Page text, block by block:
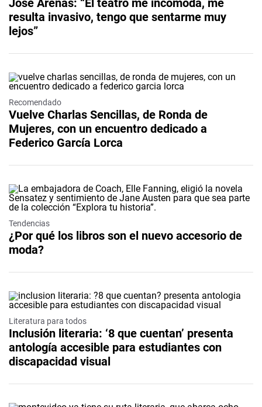
José Arenas: “El teatro me incomoda, me
resulta invasivo, tengo que sentarme muy
lejos”
Recomendado
Vuelve Charlas Sencillas, de Ronda de
Mujeres, con un encuentro dedicado a
Federico García Lorca
Tendencias
¿Por qué los libros son el nuevo accesorio de
moda?
Literatura para todos
Inclusión literaria: ‘8 que cuentan’ presenta
antología accesible para estudiantes con
discapacidad visual